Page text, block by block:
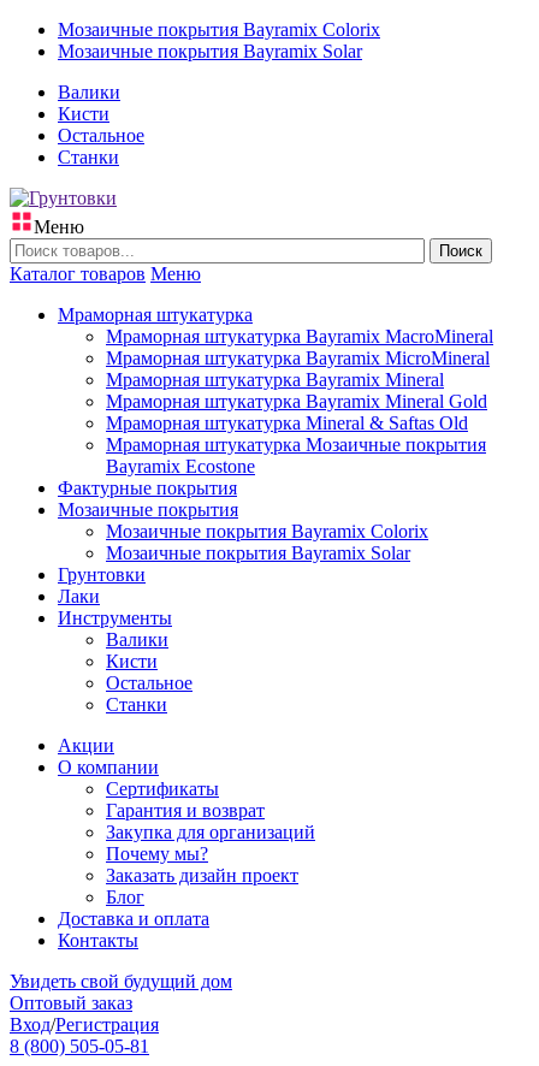
Мозаичные покрытия Bayramix Colorix
Мозаичные покрытия Bayramix Solar
Валики
Кисти
Остальное
Станки
Меню
Поиск
Каталог товаров Меню
Мраморная штукатурка
Мраморная штукатурка Bayramix MacroMineral
Мраморная штукатурка Bayramix MicroMineral
Мраморная штукатурка Bayramix Mineral
Мраморная штукатурка Bayramix Mineral Gold
Мраморная штукатурка Mineral & Saftas Old
Мраморная штукатурка Мозаичные покрытия
Bayramix Ecostone
Фактурные покрытия
Мозаичные покрытия
Мозаичные покрытия Bayramix Colorix
Мозаичные покрытия Bayramix Solar
Грунтовки
Лаки
Инструменты
Валики
Кисти
Остальное
Станки
Акции
О компании
Сертификаты
Гарантия и возврат
Закупка для организаций
Почему мы?
Заказать дизайн проект
Блог
Доставка и оплата
Контакты
Увидеть свой будущий дом
Оптовый заказ
Вход/Регистрация
8 (800) 505-05-81